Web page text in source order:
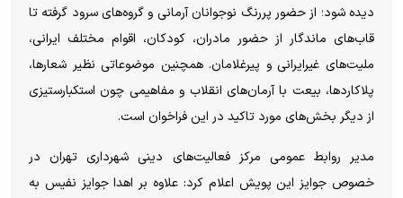
دیده شود؛ از حضور پررنگ نوجوانان آرمانی و گروه‌های سرود گرفته تا
قاب‌های ماندگار از حضور مادران، کودکان، اقوام مختلف ایرانی،
ملیت‌های غیرایرانی و پیرغلامان. همچنین موضوعاتی نظیر شعارها،
پلاکاردها، بیعت با آرمان‌های انقلاب و مفاهیمی چون استکبارستیزی
از دیگر بخش‌های مورد تاکید در این فراخوان است.
مدیر روابط عمومی مرکز فعالیت‌های دینی شهرداری تهران در
خصوص جوایز این پویش اعلام کرد: علاوه بر اهدا جوایز نفیس به